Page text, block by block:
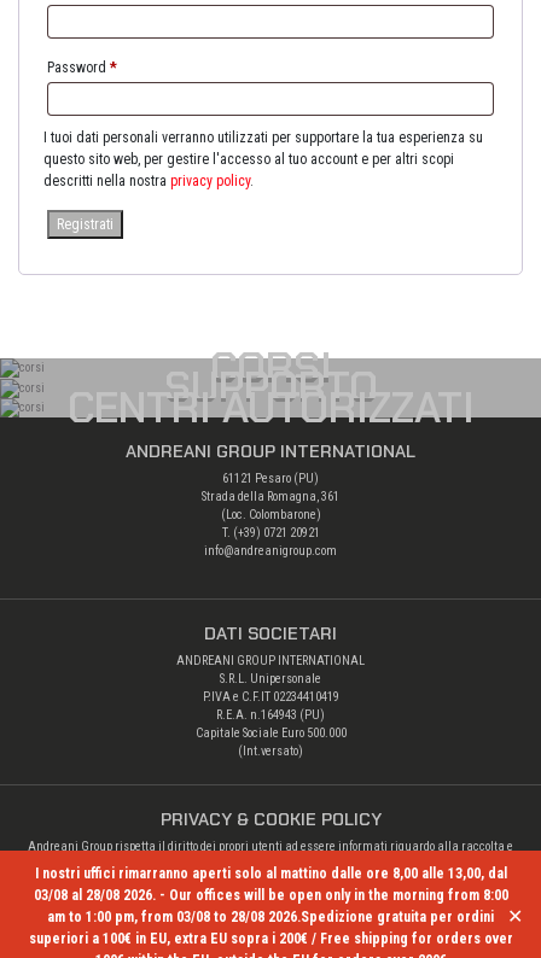
I nostri uffici rimarranno aperti solo al mattino dalle ore 8,00 alle 13,00, dal
03/08 al 28/08 2026. - Our offices will be open only in the morning from 8:00
am to 1:00 pm, from 03/08 to 28/08 2026.Spedizione gratuita per ordini
superiori a 100€ in EU, extra EU sopra i 200€ / Free shipping for orders over
✕
Password *
I tuoi dati personali verranno utilizzati per supportare la tua esperienza su
questo sito web, per gestire l'accesso al tuo account e per altri scopi
descritti nella nostra privacy policy.
Registrati
CORSI
SUPPORTO
CENTRI AUTORIZZATI
ANDREANI GROUP INTERNATIONAL
61121 Pesaro (PU)
Strada della Romagna, 361
(Loc. Colombarone)
T. (+39) 0721 20921
info@andreanigroup.com
DATI SOCIETARI
ANDREANI GROUP INTERNATIONAL
S.R.L. Unipersonale
P.IVA e C.F.IT 02234410419
R.E.A. n.164943 (PU)
Capitale Sociale Euro 500.000
(Int.versato)
PRIVACY & COOKIE POLICY
Andreani Group rispetta il diritto dei propri utenti ad essere informati riguardo alla raccolta e
alle altre operazioni di trattamento dei loro dati personali.
Privacy Policy
© Copyright 2026 Andreani Group. All rights reserved. - Credits